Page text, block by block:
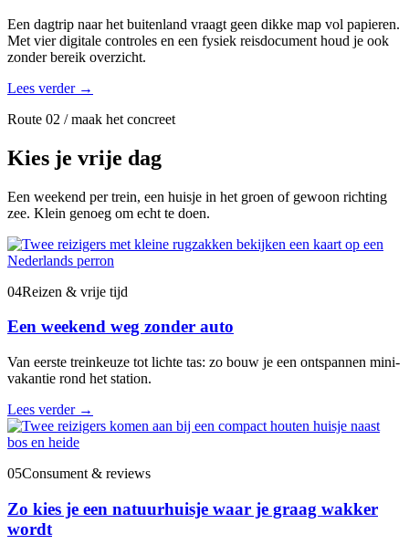
Een dagtrip naar het buitenland vraagt geen dikke map vol papieren.
Met vier digitale controles en een fysiek reisdocument houd je ook
zonder bereik overzicht.
Lees verder →
Route 02 / maak het concreet
Kies je vrije dag
Een weekend per trein, een huisje in het groen of gewoon richting
zee. Klein genoeg om echt te doen.
04Reizen & vrije tijd
Een weekend weg zonder auto
Van eerste treinkeuze tot lichte tas: zo bouw je een ontspannen mini-
vakantie rond het station.
Lees verder →
05Consument & reviews
Zo kies je een natuurhuisje waar je graag wakker
wordt